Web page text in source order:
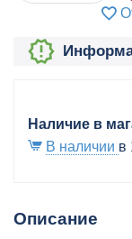
Наличие в
В наличии в
Описание